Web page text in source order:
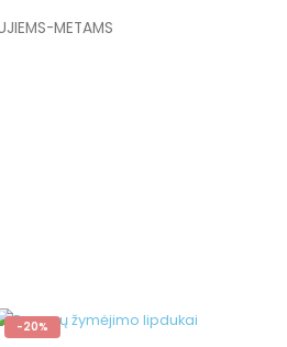
METAMS
-20%